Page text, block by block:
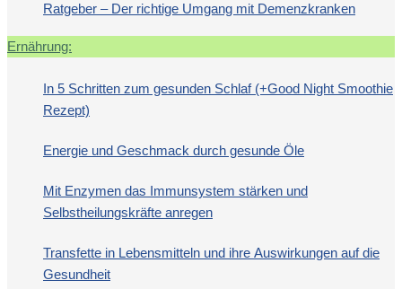
Ratgeber – Der richtige Umgang mit Demenzkranken
Ernährung:
In 5 Schritten zum gesunden Schlaf (+Good Night Smoothie
Rezept)
Energie und Geschmack durch gesunde Öle
Mit Enzymen das Immunsystem stärken und
Selbstheilungskräfte anregen
Transfette in Lebensmitteln und ihre Auswirkungen auf die
Gesundheit